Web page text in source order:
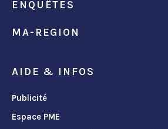
ENQUÊTES
MA-REGION
AIDE & INFOS
Publicité
Espace PME